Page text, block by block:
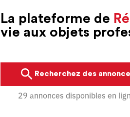
La plateforme de
vie aux objets
Recherchez des
29 annonces disponibles en